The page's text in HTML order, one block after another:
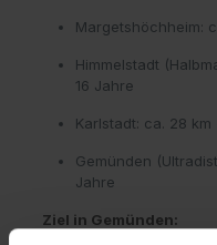
Margetshöchheim:
Himmelstadt
16 Jahre
Karlstadt: ca. 28
Gemünden
Jahre
Ziel in Gemünden: